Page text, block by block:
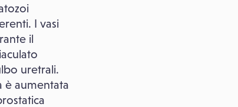
I vasi
il
uretrali.
è aumentata